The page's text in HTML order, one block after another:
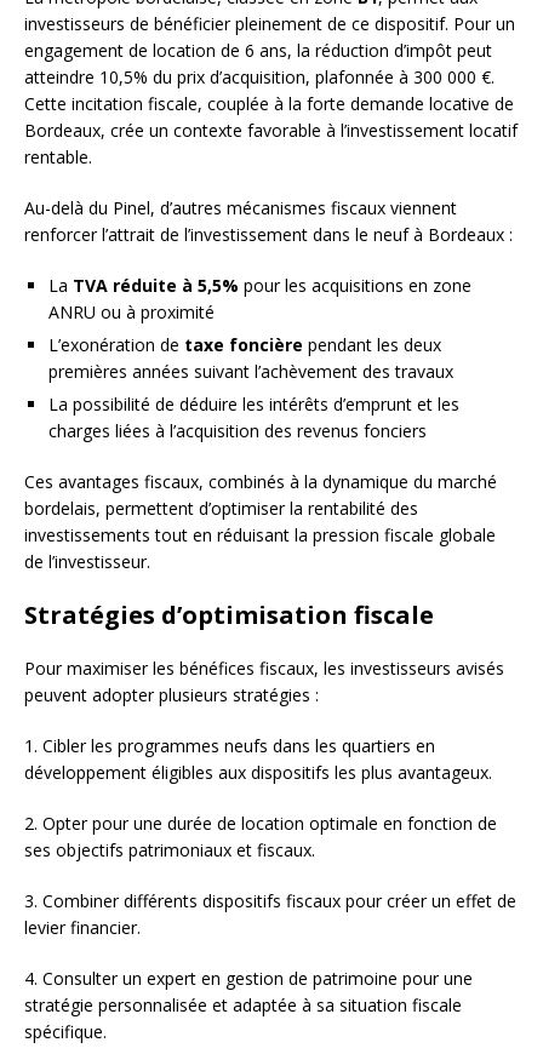
investisseurs de bénéficier pleinement de ce dispositif. Pour un
engagement de location de 6 ans, la réduction d’impôt peut
atteindre 10,5% du prix d’acquisition, plafonnée à 300 000 €.
Cette incitation fiscale, couplée à la forte demande locative de
Bordeaux, crée un contexte favorable à l’investissement locatif
rentable.
Au-delà du Pinel, d’autres mécanismes fiscaux viennent
renforcer l’attrait de l’investissement dans le neuf à Bordeaux :
La TVA réduite à 5,5% pour les acquisitions en zone
ANRU ou à proximité
L’exonération de taxe foncière pendant les deux
premières années suivant l’achèvement des travaux
La possibilité de déduire les intérêts d’emprunt et les
charges liées à l’acquisition des revenus fonciers
Ces avantages fiscaux, combinés à la dynamique du marché
bordelais, permettent d’optimiser la rentabilité des
investissements tout en réduisant la pression fiscale globale
de l’investisseur.
Stratégies d’optimisation fiscale
Pour maximiser les bénéfices fiscaux, les investisseurs avisés
peuvent adopter plusieurs stratégies :
1. Cibler les programmes neufs dans les quartiers en
développement éligibles aux dispositifs les plus avantageux.
2. Opter pour une durée de location optimale en fonction de
ses objectifs patrimoniaux et fiscaux.
3. Combiner différents dispositifs fiscaux pour créer un effet de
levier financier.
4. Consulter un expert en gestion de patrimoine pour une
stratégie personnalisée et adaptée à sa situation fiscale
spécifique.